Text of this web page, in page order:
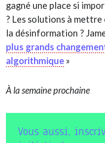
gagné une place si
? Les solutions à
la désinformation ?
plus grands
algorithmique »
À la semaine prochaine
Vous aussi,